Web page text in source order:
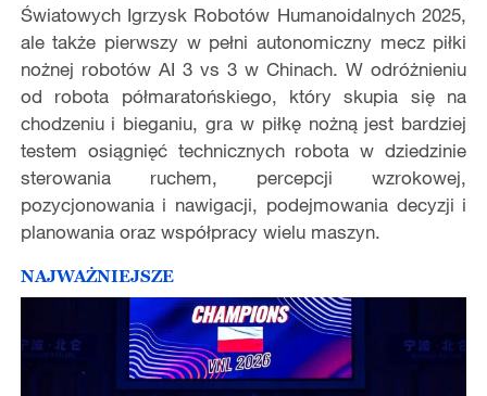
Światowych Igrzysk Robotów Humanoidalnych 2025,
ale także pierwszy w pełni autonomiczny mecz piłki
nożnej robotów AI 3 vs 3 w Chinach. W odróżnieniu
od robota półmaratońskiego, który skupia się na
chodzeniu i bieganiu, gra w piłkę nożną jest bardziej
testem osiągnięć technicznych robota w dziedzinie
sterowania ruchem, percepcji wzrokowej,
pozycjonowania i nawigacji, podejmowania decyzji i
planowania oraz współpracy wielu maszyn.
NAJWAŻNIEJSZE